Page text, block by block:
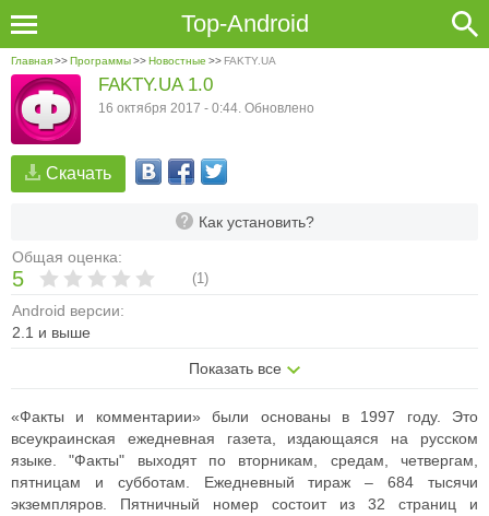
Top-Android
Главная>>Программы>>Новостные >> FAKTY.UA
Скачать
Как установить?
Общая оценка:
5 (1)
Android версии:
2.1 и выше
Показать все
FAKTY.UA 1.0
16 октября 2017 - 0:44. Обновлено
«Факты и комментарии» были основаны в 1997 году. Это
всеукраинская ежедневная газета, издающаяся на русском
языке. "Факты" выходят по вторникам, средам, четвергам,
пятницам и субботам. Ежедневный тираж – 684 тысячи
экземпляров. Пятничный номер состоит из 32 страниц и